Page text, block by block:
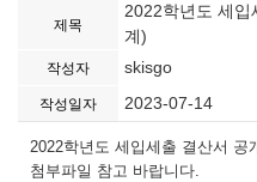
제목
2022학년도 세입
계)
작성자 skisgo
작성일자 2023-07-14
2022학년도 세입세출 결산서 공
첨부파일 참고 바랍니다.